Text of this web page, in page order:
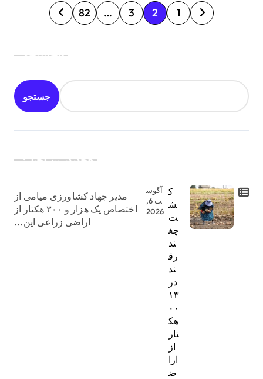
ص
ف
ب
ن
د
و
ش
ت
1
2
3
…
82
جستجو
جستجو
جدیدترین اخبار:
ک
ش
ت
چغ
ند
رق
ند
در
۱۳
۰۰
هک
تار
از
ارا
ض
آگوس
ت 6,
2026
مدیر جهاد کشاورزی میامی از
اختصاص یک هزار و ۳۰۰ هکتار از
اراضی زراعی این...